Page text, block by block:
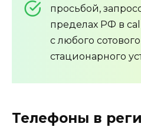
просьбой,
пределах РФ в
с любого
стационарного
Телефоны в